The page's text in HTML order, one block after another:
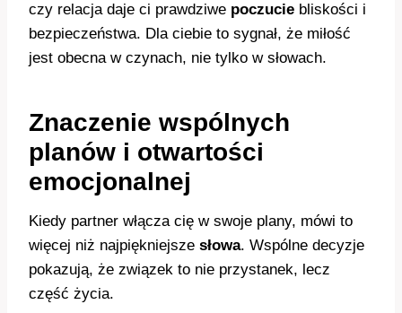
czy relacja daje ci prawdziwe poczucie bliskości i
bezpieczeństwa. Dla ciebie to sygnał, że miłość
jest obecna w czynach, nie tylko w słowach.
Znaczenie wspólnych
planów i otwartości
emocjonalnej
Kiedy partner włącza cię w swoje plany, mówi to
więcej niż najpiękniejsze słowa. Wspólne decyzje
pokazują, że związek to nie przystanek, lecz
część życia.